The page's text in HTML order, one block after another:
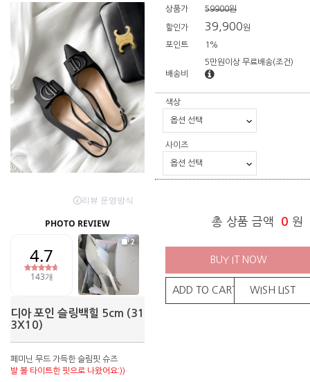
디아 포인 슬링백힐 5cm (31
3X10)
페미닌 무드 가득한 슬림핏 슈즈
발 볼 타이트한 핏으로 나왔어요:))
상품가 59900원
할인가 39,900원
포인트 1%
배송비
5만원이상 무료배송(조건)
색상
사이즈
총 상품 금액 0 원
BUY IT NOW
ADD TO CART WISH LIST